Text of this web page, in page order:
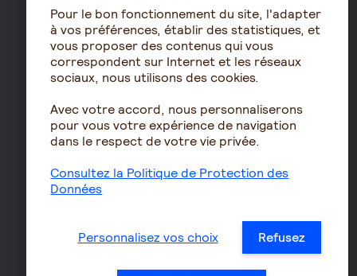
Assurance autonomie
Assurance décès
Assurance obsèques
Assurance prévoyance TNS
Assurance homme clé
Prévoyance entreprise
Prévoyance cadre
Assurance vie
Pour le bon fonctionnement du site, l'adapter
à vos préférences, établir des statistiques, et
vous proposer des contenus qui vous
correspondent sur Internet et les réseaux
sociaux, nous utilisons des cookies.
Avec votre accord, nous personnaliserons
pour vous votre expérience de navigation
dans le respect de votre vie privée.
Consultez la Politique de Protection des
Données
Personnalisez vos choix Refusez